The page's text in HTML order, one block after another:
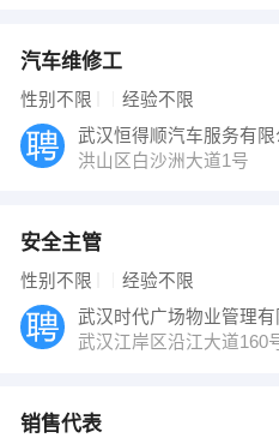
汽车维修工
性别不限 经验不限
武汉恒得顺汽车服务有限
洪山区白沙洲大道1号
安全主管
性别不限 经验不限
武汉时代广场物业管理有
武汉江岸区沿江大道160
销售代表